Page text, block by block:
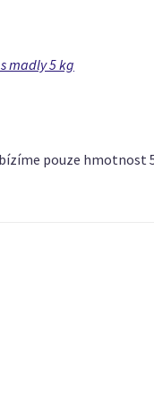
madly 5 kg
pouze hmotnost